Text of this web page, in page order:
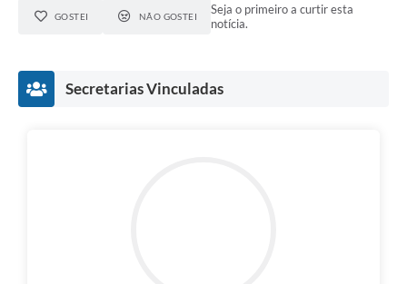
GOSTEI NÃO GOSTEI
Seja o primeiro a curtir esta
notícia.
Secretarias Vinculadas